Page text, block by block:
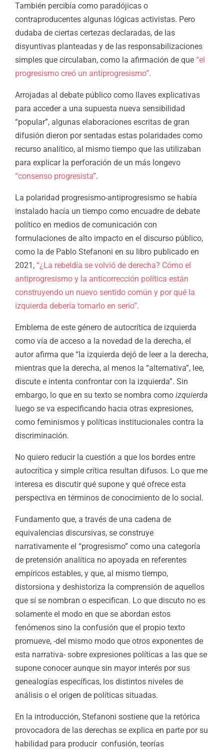
También percibía como paradójicas o
contraproducentes algunas lógicas activistas. Pero
dudaba de ciertas certezas declaradas, de las
disyuntivas planteadas y de las responsabilizaciones
simples que circulaban, como la afirmación de que “el
progresismo creó un antiprogresismo”.
Arrojadas al debate público como llaves explicativas
para acceder a una supuesta nueva sensibilidad
“popular”, algunas elaboraciones escritas de gran
difusión dieron por sentadas estas polaridades como
recurso analítico, al mismo tiempo que las utilizaban
para explicar la perforación de un más longevo
“consenso progresista”.
La polaridad progresismo-antiprogresismo se había
instalado hacía un tiempo como encuadre de debate
político en medios de comunicación con
formulaciones de alto impacto en el discurso público,
como la de Pablo Stefanoni en su libro publicado en
2021, “¿La rebeldía se volvió de derecha? Cómo el
antiprogresismo y la anticorrección política están
construyendo un nuevo sentido común y por qué la
izquierda debería tomarlo en serio”.
Emblema de este género de autocrítica de izquierda
como vía de acceso a la novedad de la derecha, el
autor afirma que “la izquierda dejó de leer a la derecha,
mientras que la derecha, al menos la “alternativa”, lee,
discute e intenta confrontar con la izquierda”. Sin
embargo, lo que en su texto se nombra como izquierda
luego se va especificando hacia otras expresiones,
como feminismos y políticas institucionales contra la
discriminación.
No quiero reducir la cuestión a que los bordes entre
autocrítica y simple crítica resultan difusos. Lo que me
interesa es discutir qué supone y qué ofrece esta
perspectiva en términos de conocimiento de lo social.
Fundamento que, a través de una cadena de
equivalencias discursivas, se construye
narrativamente el “progresismo” como una categoría
de pretensión analítica no apoyada en referentes
empíricos estables, y que, al mismo tiempo,
distorsiona y deshistoriza la comprensión de aquellos
que sí se nombran o especifican. Lo que discuto no es
solamente el modo en que se abordan estos
fenómenos sino la confusión que el propio texto
promueve, -del mismo modo que otros exponentes de
esta narrativa- sobre expresiones políticas a las que se
supone conocer aunque sin mayor interés por sus
genealogías específicas, los distintos niveles de
análisis o el origen de políticas situadas.
En la introducción, Stefanoni sostiene que la retórica
provocadora de las derechas se explica en parte por su
habilidad para producir confusión, teorías